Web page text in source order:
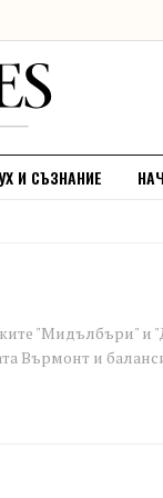
И СЪЗНАНИЕ
"Мидълбъри" и
Върмонт и